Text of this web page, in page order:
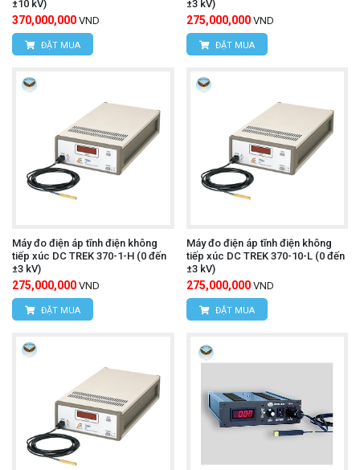
±10 kV)
370,000,000 VND
ĐẶT MUA
±3 kV)
275,000,000 VND
ĐẶT MUA
Máy đo điện áp tĩnh điện không
tiếp xúc DC TREK 370-1-H (0 đến
±3 kV)
275,000,000 VND
ĐẶT MUA
Máy đo điện áp tĩnh điện không
tiếp xúc DC TREK 370-10-L (0 đến
±3 kV)
275,000,000 VND
ĐẶT MUA